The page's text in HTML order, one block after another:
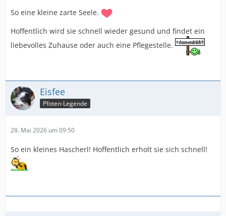
So eine kleine zarte Seele.
Hoffentlich wird sie schnell wieder gesund und findet ein
liebevolles Zuhause oder auch eine Pflegestelle.
Eisfee
Pfoten-Legende
28. Mai 2026 um 09:50
So ein kleines Hascherl! Hoffentlich erholt sie sich schnell!